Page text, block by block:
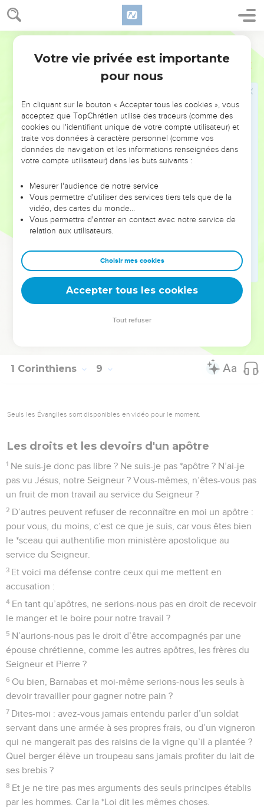
1 Corinthiens 8
8 Mais ce n’est pas un aliment qui peut nous rapprocher de
Dieu ; en manger ou pas ne nous rendra ni meilleurs, ni
Toutefois, faites bien attention à ce que votre liberté ne
fasse pas tomber dans le péché ceux qui sont mal affermis
Suppose, en effet, que l’un d’eux te voie, toi, « l’homme
éclairé », assis à table dans un temple d’idoles. Sa
conscience ne va-t-elle pas l’encourager, lui qui est mal
affermi, à manger des viandes sacrifiées aux idoles ?
va courir à sa perte. Et pourtant, c’est un frère pour lequel le
Christ a donné sa vie !
Si vous péchez de la sorte envers des frères, en blessant
leur conscience qui est faible, vous péchez contre le Christ
C’est pourquoi, si ce que je mange devait faire tomber
mon frère dans le péché, j’y renoncerais à tout jamais, afin
de ne pas être pour lui une occasion de chute.
La Bible Du Semeur Copyright © 1992, 1999 by Biblica, Inc.® Used by permission.
1 Corinthiens 9
Seuls les Évangiles sont disponibles en vidéo pour le moment.
Les droits et les devoirs d'un apôtre
1 Ne suis-je donc pas libre ? Ne suis-je pas *apôtre ? N’ai-je
pas vu Jésus, notre Seigneur ? Vous-mêmes, n’êtes-vous pas
un fruit de mon travail au service du Seigneur ?
2 D’autres peuvent refuser de reconnaître en moi un apôtre :
pour vous, du moins, c’est ce que je suis, car vous êtes bien
le *sceau qui authentifie mon ministère apostolique au
service du Seigneur.
3 Et voici ma défense contre ceux qui me mettent en
accusation :
4 En tant qu’apôtres, ne serions-nous pas en droit de recevoir
le manger et le boire pour notre travail ?
5 N’aurions-nous pas le droit d’être accompagnés par une
épouse chrétienne, comme les autres apôtres, les frères du
Seigneur et Pierre ?
6 Ou bien, Barnabas et moi-même serions-nous les seuls à
devoir travailler pour gagner notre pain ?
7 Dites-moi : avez-vous jamais entendu parler d’un soldat
servant dans une armée à ses propres frais, ou d’un vigneron
qui ne mangerait pas des raisins de la vigne qu’il a plantée ?
Quel berger élève un troupeau sans jamais profiter du lait de
ses brebis ?
8 Et je ne tire pas mes arguments des seuls principes établis
par les hommes. Car la *Loi dit les mêmes choses.
Votre vie privée est importante
pour nous
En cliquant sur le bouton « Accepter tous les cookies », vous
acceptez que TopChrétien utilise des traceurs (comme des
cookies ou l'identifiant unique de votre compte utilisateur) et
traite vos données à caractère personnel (comme vos
données de navigation et les informations renseignées dans
votre compte utilisateur) dans les buts suivants :
Mesurer l'audience de notre service
Vous permettre d'utiliser des services tiers tels que de la
vidéo, des cartes du monde…
Vous permettre d'entrer en contact avec notre service de
relation aux utilisateurs.
Choisir mes cookies
Accepter tous les cookies
Tout refuser